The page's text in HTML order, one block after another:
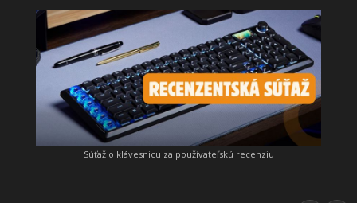
Súťaž o klávesnicu za používateľskú recenziu